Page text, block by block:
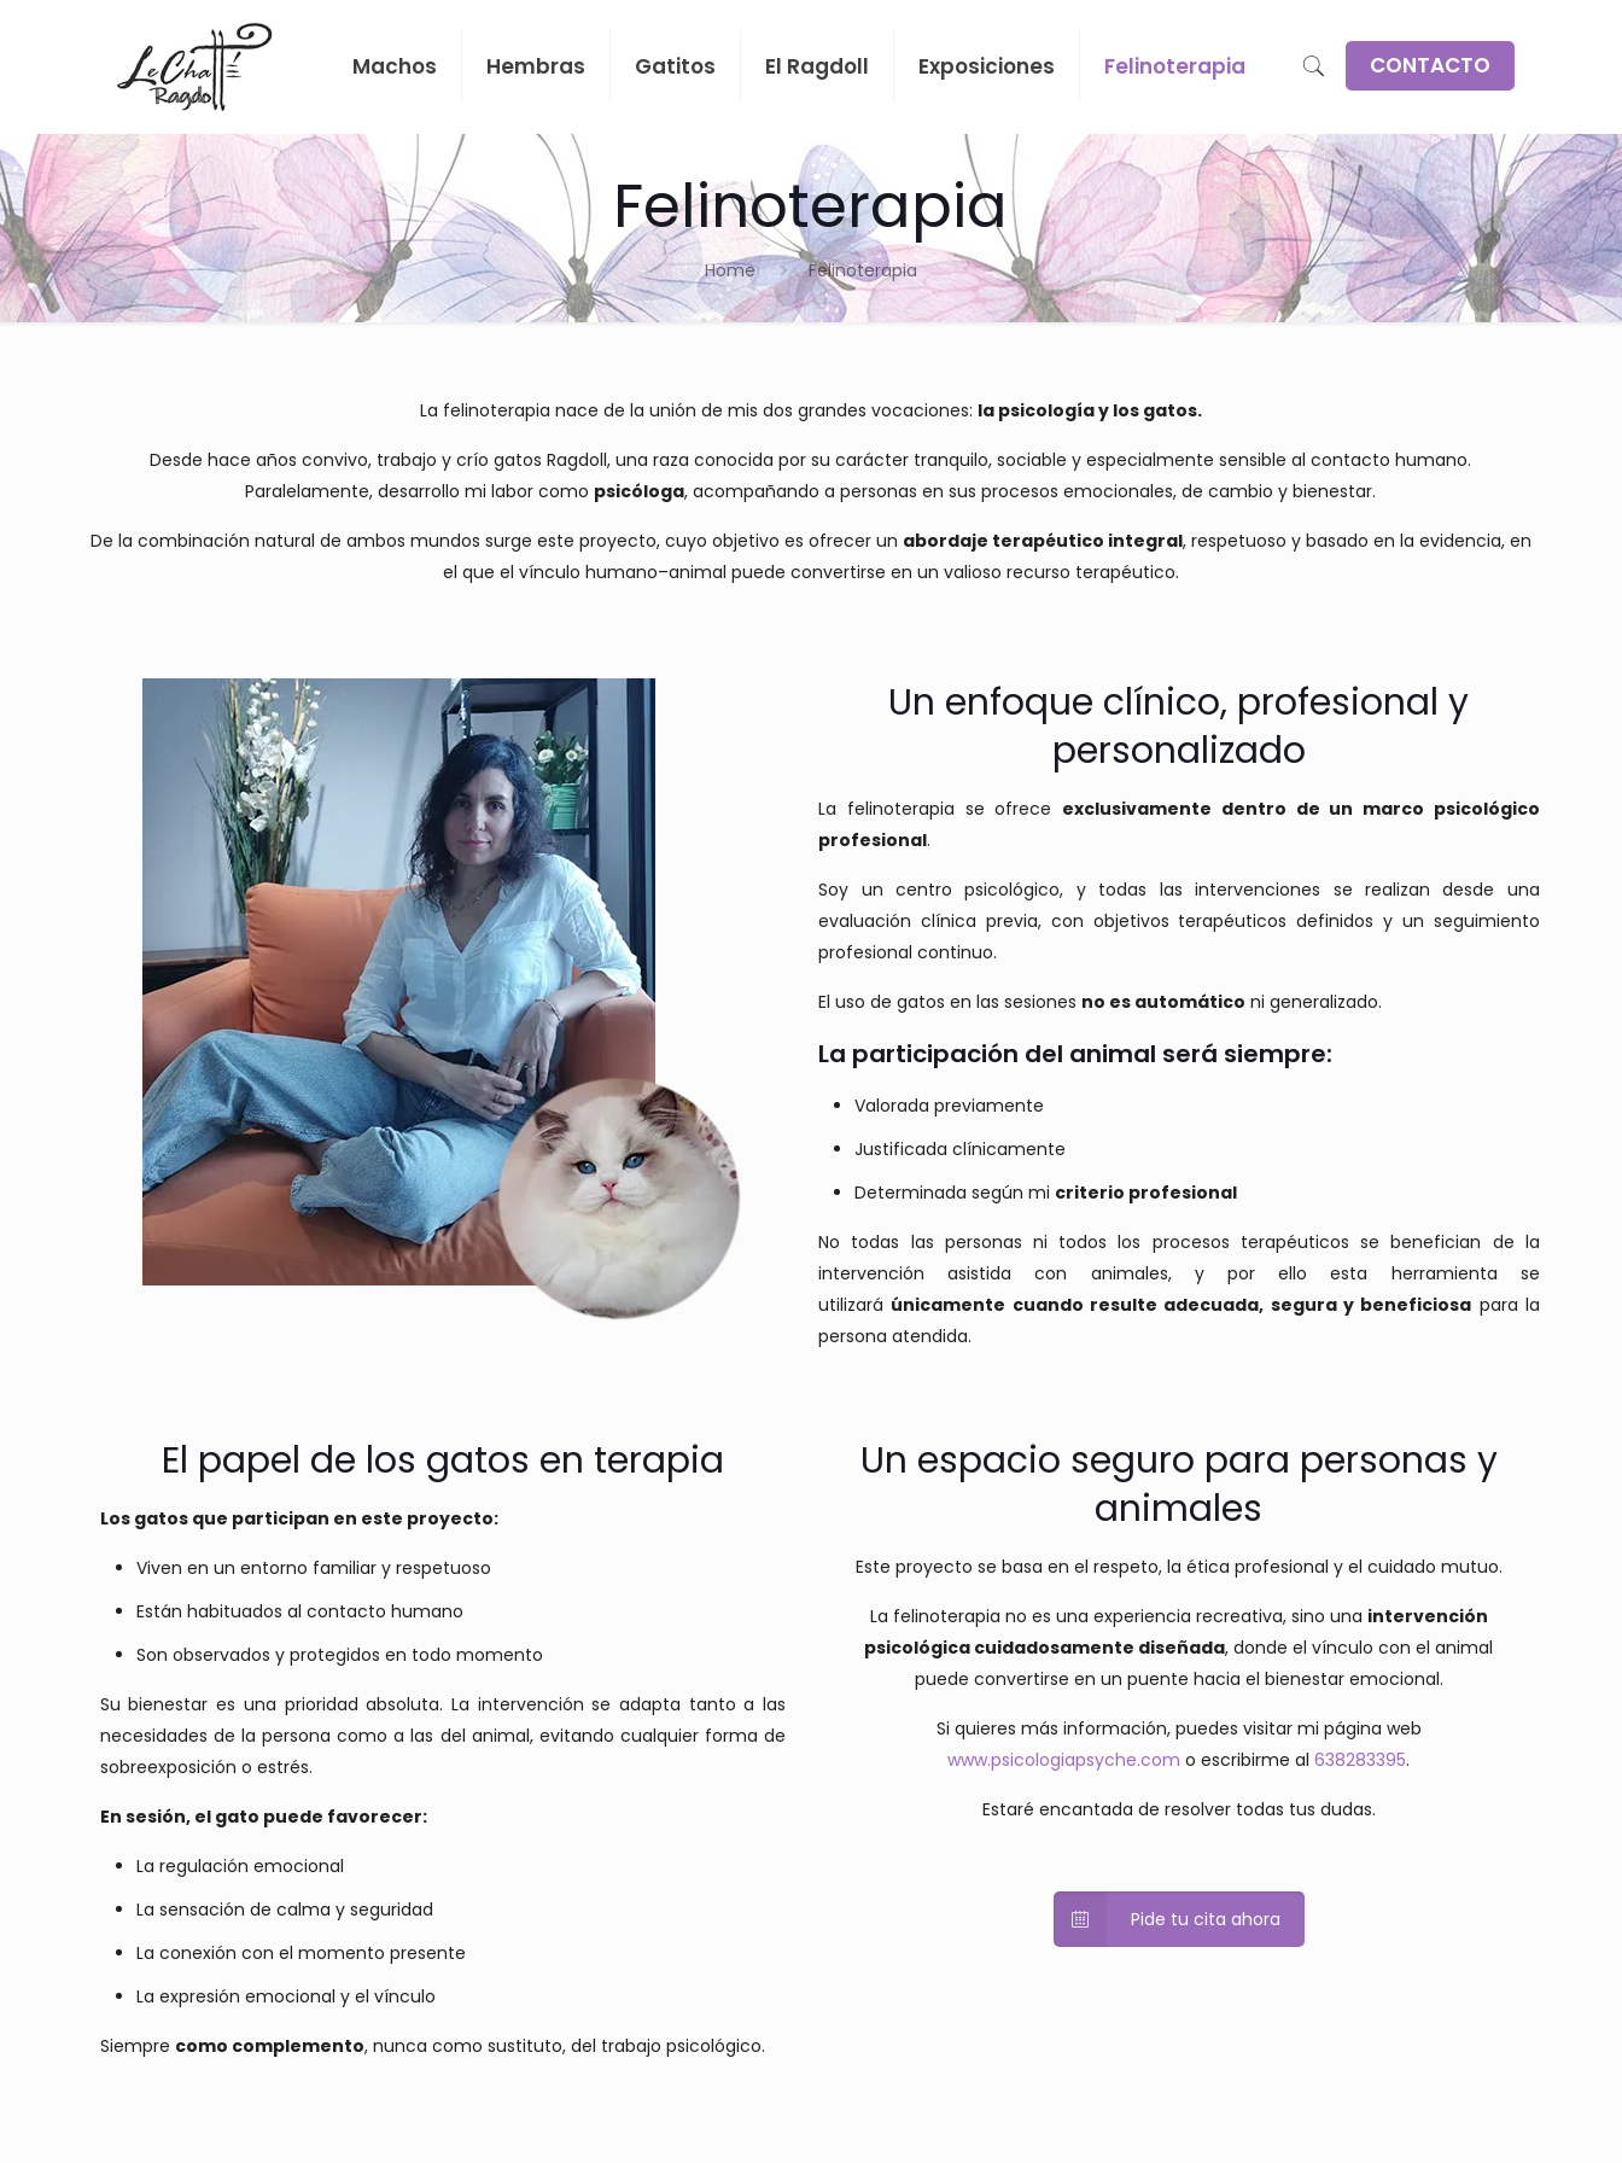
Machos Hembras Gatitos El Ragdoll Exposiciones Felinoterapia CONTACTO
Felinoterapia
Home Felinoterapia
La felinoterapia nace de la unión de mis dos grandes vocaciones: la psicología y los gatos.
Desde hace años convivo, trabajo y crío gatos Ragdoll, una raza conocida por su carácter tranquilo, sociable y especialmente sensible al contacto humano.
Paralelamente, desarrollo mi labor como psicóloga, acompañando a personas en sus procesos emocionales, de cambio y bienestar.
De la combinación natural de ambos mundos surge este proyecto, cuyo objetivo es ofrecer un abordaje terapéutico integral, respetuoso y basado en la evidencia, en
el que el vínculo humano–animal puede convertirse en un valioso recurso terapéutico.
Un enfoque clínico, profesional y
personalizado
La felinoterapia se ofrece exclusivamente dentro de un marco psicológico
profesional.
Soy un centro psicológico, y todas las intervenciones se realizan desde una
evaluación clínica previa, con objetivos terapéuticos definidos y un seguimiento
profesional continuo.
El uso de gatos en las sesiones no es automático ni generalizado.
La participación del animal será siempre:
Valorada previamente
Justificada clínicamente
Determinada según mi criterio profesional
No todas las personas ni todos los procesos terapéuticos se benefician de la
intervención asistida con animales, y por ello esta herramienta se
utilizará únicamente cuando resulte adecuada, segura y beneficiosa para la
persona atendida.
El papel de los gatos en terapia
Los gatos que participan en este proyecto:
Viven en un entorno familiar y respetuoso
Están habituados al contacto humano
Son observados y protegidos en todo momento
Su bienestar es una prioridad absoluta. La intervención se adapta tanto a las
necesidades de la persona como a las del animal, evitando cualquier forma de
sobreexposición o estrés.
En sesión, el gato puede favorecer:
La regulación emocional
La sensación de calma y seguridad
La conexión con el momento presente
La expresión emocional y el vínculo
Siempre como complemento, nunca como sustituto, del trabajo psicológico.
Un espacio seguro para personas y
animales
Este proyecto se basa en el respeto, la ética profesional y el cuidado mutuo.
La felinoterapia no es una experiencia recreativa, sino una intervención
psicológica cuidadosamente diseñada, donde el vínculo con el animal
puede convertirse en un puente hacia el bienestar emocional.
Si quieres más información, puedes visitar mi página web
www.psicologiapsyche.com o escribirme al638283395.
Estaré encantada de resolver todas tus dudas.
Pide tu cita ahora